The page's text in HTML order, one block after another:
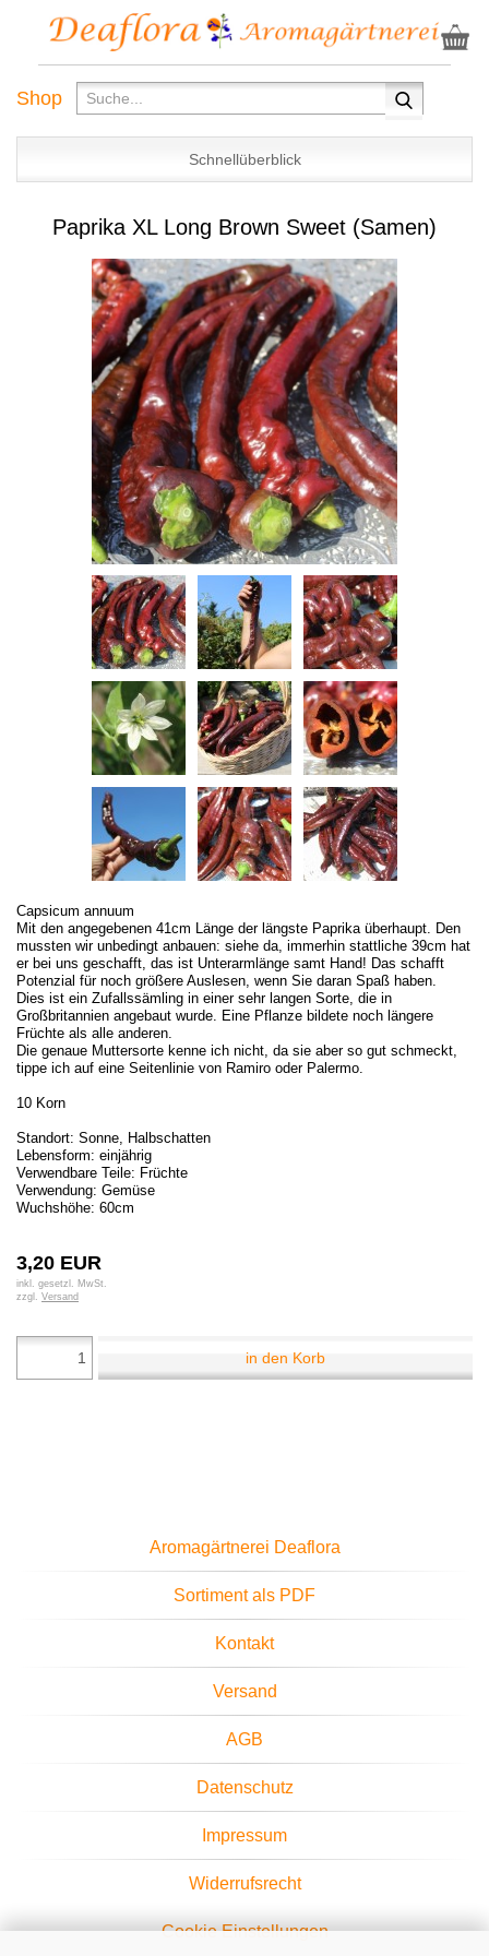
Shop
Schnellüberblick
Paprika XL Long Brown Sweet (Samen)
Capsicum annuum
Mit den angegebenen 41cm Länge der längste Paprika überhaupt. Den
mussten wir unbedingt anbauen: siehe da, immerhin stattliche 39cm hat
er bei uns geschafft, das ist Unterarmlänge samt Hand! Das schafft
Potenzial für noch größere Auslesen, wenn Sie daran Spaß haben.
Dies ist ein Zufallssämling in einer sehr langen Sorte, die in
Großbritannien angebaut wurde. Eine Pflanze bildete noch längere
Früchte als alle anderen.
Die genaue Muttersorte kenne ich nicht, da sie aber so gut schmeckt,
tippe ich auf eine Seitenlinie von Ramiro oder Palermo.
10 Korn
Standort: Sonne, Halbschatten
Lebensform: einjährig
Verwendbare Teile: Früchte
Verwendung: Gemüse
Wuchshöhe: 60cm
3,20 EUR
inkl. gesetzl. MwSt.
zzgl. Versand
in den Korb
Aromagärtnerei Deaflora
Sortiment als PDF
Kontakt
Versand
AGB
Datenschutz
Impressum
Widerrufsrecht
Cookie Einstellungen